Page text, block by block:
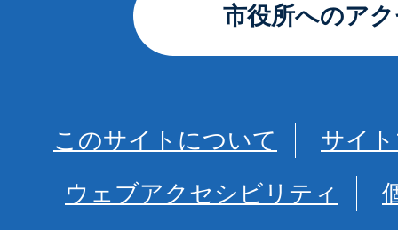
市役所へのア
このサイトについて
サイ
ウェブアクセシビリティ